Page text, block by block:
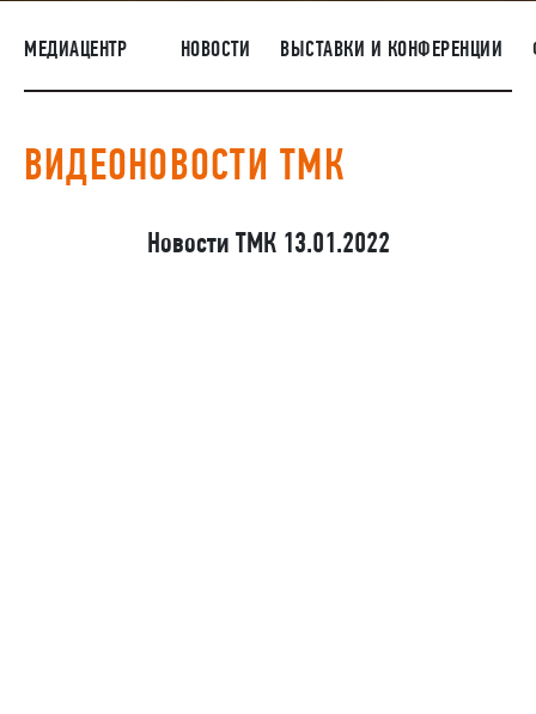
ПОСТАВЩИКАМ
R&D
КОРПОРАТИВНЫЙ УНИВЕРСИТЕТ TMK2U
МЕДИАЦЕНТР НОВОСТИ ВЫСТАВКИ И КОНФЕРЕНЦИИ
ВИДЕОНОВОСТИ ТМК
Новости ТМК 13.01.2022